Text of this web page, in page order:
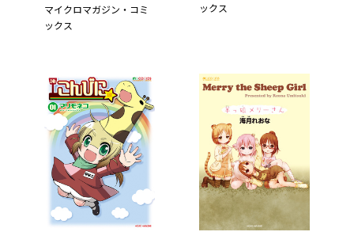
マイクロマガジン・コミ
ックス
ックス